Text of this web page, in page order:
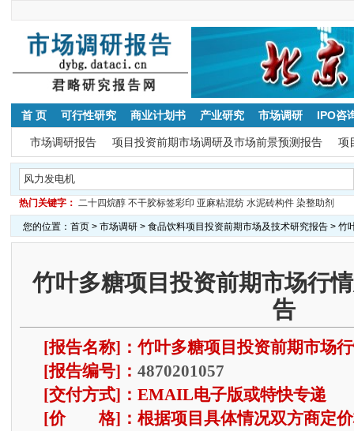
首 页 可行性研究 商业计划书 产业研究 市场调研 IPO咨
市场调研报告 项目投资前期市场调研及市场前景预测报告 项
热门关键字： 二十四烷醇 不干胶标签彩印 亚麻粘混纺 水泥砖构件 染整助剂
您的位置： 首页> 市场调研> 食品饮料项目投资前期市场及技术研究报告> 竹
竹叶多糖项目投资前期市场行
告
[报告名称]：竹叶多糖项目投资前期市场
[报告编号]： 4870201057
[交付方式]：EMAIL电子版或特快专递
[价 格]：根据项目具体情况双方商定